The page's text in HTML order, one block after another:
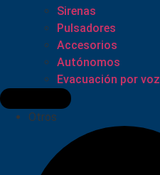
Sirenas
Pulsadores
Accesorios
Autónomos
Evacuación por voz
Otros